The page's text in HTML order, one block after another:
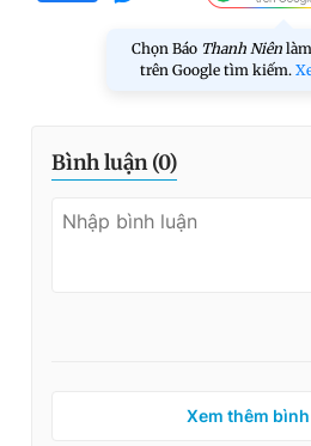
Chọn Báo Thanh Niên làm
trên Google tìm kiếm.
Bình luận (0)
Xem thêm